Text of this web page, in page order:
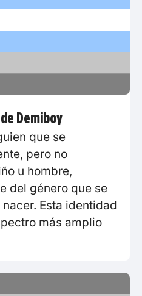
Demiboy
que se
pero no
u hombre,
del género que se
Esta identidad
más amplio